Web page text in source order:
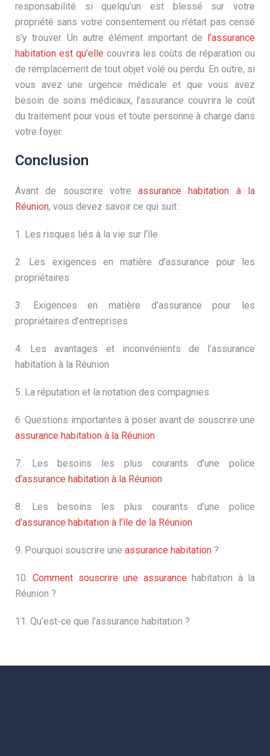
responsabilité si quelqu’un est blessé sur votre
propriété sans votre consentement ou n’était pas censé
s’y trouver. Un autre élément important de l’assurance
habitation est qu’elle couvrira les coûts de réparation ou
de remplacement de tout objet volé ou perdu. En outre, si
vous avez une urgence médicale et que vous avez
besoin de soins médicaux, l’assurance couvrira le coût
du traitement pour vous et toute personne à charge dans
votre foyer.
Conclusion
Avant de souscrire votreassurance habitation à la
Réunion, vous devez savoir ce qui suit :
1. Les risques liés à la vie sur l’île
2. Les exigences en matière d’assurance pour les
propriétaires
3. Exigences en matière d’assurance pour les
propriétaires d’entreprises
4. Les avantages et inconvénients de l’assurance
habitation à la Réunion
5. La réputation et la notation des compagnies
6. Questions importantes à poser avant de souscrire une
assurance habitation à la Réunion
7. Les besoins les plus courants d’une police
d’assurance habitation à la Réunion
8. Les besoins les plus courants d’une police
d’assurance habitation à l’île de la Réunion
9. Pourquoi souscrire une assurance habitation ?
10.Comment souscrire une assurance habitation à la
Réunion ?
11. Qu’est-ce que l’assurance habitation ?